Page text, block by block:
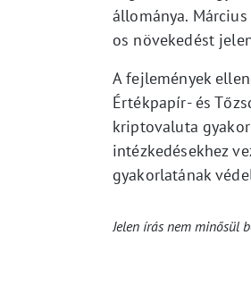
állománya.
os növekedést
A fejlemények
Értékpapír- és
kriptovaluta
intézkedésekhez
gyakorlatának
Jelen írás nem minősül